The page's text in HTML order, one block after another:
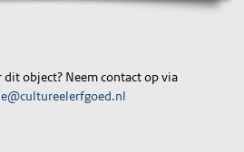
dit object? Neem contact op via